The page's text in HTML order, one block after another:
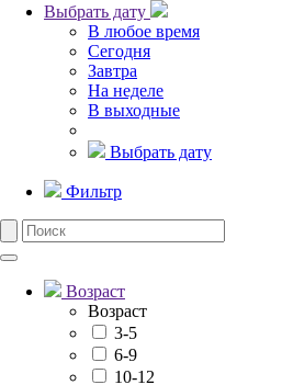
Выбрать дату
В любое время
Сегодня
Завтра
На неделе
В выходные
Выбрать дату
Фильтр
Возраст
Возраст
3-5
6-9
10-12